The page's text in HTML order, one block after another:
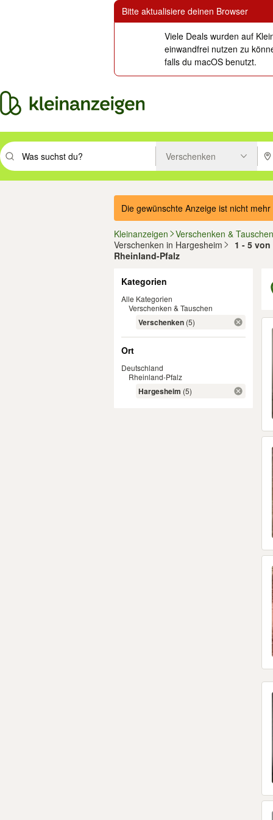
Bitte aktualisiere deinen Browser
Viele Deals wurden auf
einwandfrei nutzen zu
falls du macOS benutzt.
Suchbegriff eingeben. Eingabetaste drücken um zu suchen, oder
Verschenken
Die gewünschte Anzeige ist nicht
Kleinanzeigen
Verschenken & Tauschen
Verschenken in Hargesheim
1 - 5
Rheinland-Pfalz
Kategorien
Alle Kategorien
Verschenken & Tauschen
Verschenken (5)
Ort
Deutschland
Rheinland-Pfalz
Hargesheim (5)